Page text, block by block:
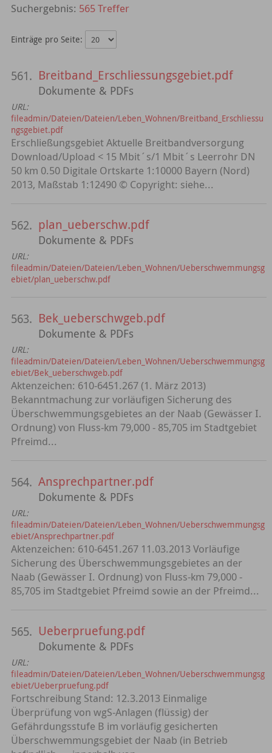
565 Treffer
Einträge pro Seite:
561. Breitband_Erschliessungsgebiet.pdf
Dokumente & PDFs
URL:
fileadmin/Dateien/Dateien/Leben_Wohnen/Breitband_Erschliessu
ngsgebiet.pdf
Erschließungsgebiet Aktuelle Breitbandversorgung
Download/Upload < 15 Mbit´s/1 Mbit´s Leerrohr DN
50 km 0.50 Digitale Ortskarte 1:10000 Bayern (Nord)
2013, Maßstab 1:12490 © Copyright: siehe...
562. plan_ueberschw.pdf
Dokumente & PDFs
URL:
fileadmin/Dateien/Dateien/Leben_Wohnen/Ueberschwemmungsg
ebiet/plan_ueberschw.pdf
563. Bek_ueberschwgeb.pdf
Dokumente & PDFs
URL:
fileadmin/Dateien/Dateien/Leben_Wohnen/Ueberschwemmungsg
ebiet/Bek_ueberschwgeb.pdf
Aktenzeichen: 610-6451.267 (1. März 2013)
Bekanntmachung zur vorläufigen Sicherung des
Überschwemmungsgebietes an der Naab (Gewässer I.
Ordnung) von Fluss-km 79,000 - 85,705 im Stadtgebiet
Pfreimd...
564. Ansprechpartner.pdf
Dokumente & PDFs
URL:
fileadmin/Dateien/Dateien/Leben_Wohnen/Ueberschwemmungsg
ebiet/Ansprechpartner.pdf
Aktenzeichen: 610-6451.267 11.03.2013 Vorläufige
Sicherung des Überschwemmungsgebietes an der
Naab (Gewässer I. Ordnung) von Fluss-km 79,000 -
85,705 im Stadtgebiet Pfreimd sowie an der Pfreimd...
565. Ueberpruefung.pdf
Dokumente & PDFs
URL:
fileadmin/Dateien/Dateien/Leben_Wohnen/Ueberschwemmungsg
ebiet/Ueberpruefung.pdf
Fortschreibung Stand: 12.3.2013 Einmalige
Überprüfung von wgS-Anlagen (flüssig) der
Gefährdungsstufe B im vorläufig gesicherten
Überschwemmungsgebiet der Naab (in Betrieb